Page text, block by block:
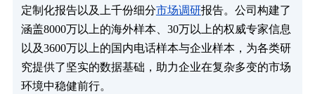
定制化报告以及上千份细分市场调研报告。公司构建了
涵盖8000万以上的海外样本、30万以上的权威专家信息
以及3600万以上的国内电话样本与企业样本，为各类研
究提供了坚实的数据基础，助力企业在复杂多变的市场
环境中稳健前行。